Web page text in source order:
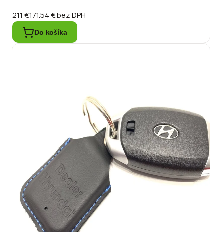
211 €171.54 €bez DPH
Do košíka